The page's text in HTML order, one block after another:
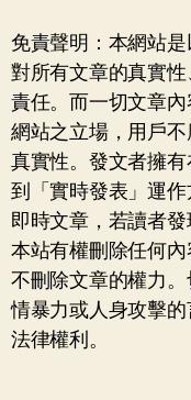
免責聲明：本網站
對所有文章的真實
責任。而一切文章
網站之立場，用戶
真實性。發文者擁
到「實時發表」運
即時文章，若讀者發
本站有權刪除任何
不刪除文章的權力
情暴力或人身攻擊
法律權利。